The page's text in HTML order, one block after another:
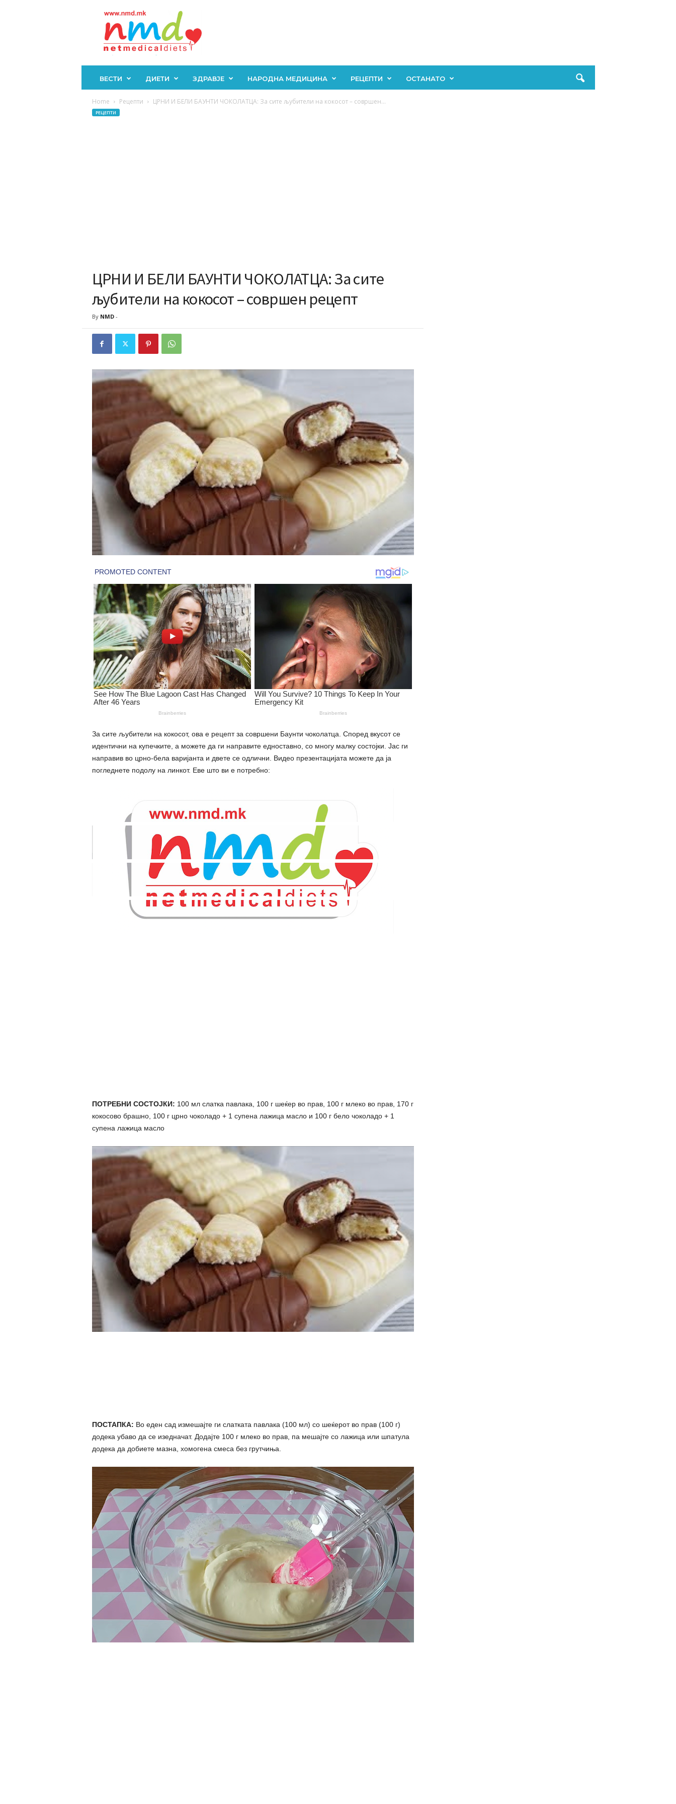
ВЕСТИ ДИЕТИ ЗДРАВЈЕ НАРОДНА МЕДИЦИНА РЕЦЕПТИ ОСТАНАТО
Home Рецепти ЦРНИ И БЕЛИ БАУНТИ ЧОКОЛАТЦА: За сите љубители на кокосот – совршен...
РЕЦЕПТИ
ЦРНИ И БЕЛИ БАУНТИ ЧОКОЛАТЦА: За сите
љубители на кокосот – совршен рецепт
By NMD-
За сите љубители на кокосот, ова е рецепт за совршени Баунти чоколатца. Според вкусот се
идентични на купечките, а можете да ги направите едноставно, со многу малку состојки. Јас ги
направив во црно-бела варијанта и двете се одлични. Видео презентацијата можете да ја
погледнете подолу на линкот. Еве што ви е потребно:
ПОТРЕБНИ СОСТОЈКИ: 100 мл слатка павлака, 100 г шеќер во прав, 100 г млеко во прав, 170 г
кокосово брашно, 100 г црно чоколадо + 1 супена лажица масло и 100 г бело чоколадо + 1
супена лажица масло
ПОСТАПКА: Во еден сад измешајте ги слатката павлака (100 мл) со шеќерот во прав (100 г)
додека убаво да се изедначат. Додајте 100 г млеко во прав, па мешајте со лажица или шпатула
додека да добиете мазна, хомогена смеса без грутчиња.